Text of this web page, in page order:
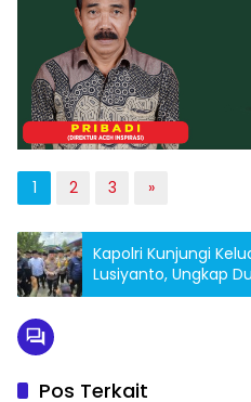
1 2 3 »
Kapolri Kunjungi
Lusiyanto, Ungkap
Pos Terkait